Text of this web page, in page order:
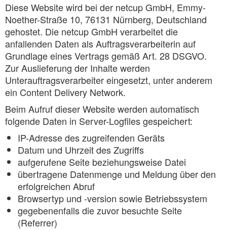
Diese Website wird bei der netcup GmbH, Emmy-
Noether-Straße 10, 76131 Nürnberg, Deutschland
gehostet. Die netcup GmbH verarbeitet die
anfallenden Daten als Auftragsverarbeiterin auf
Grundlage eines Vertrags gemäß Art. 28 DSGVO.
Zur Auslieferung der Inhalte werden
Unterauftragsverarbeiter eingesetzt, unter anderem
ein Content Delivery Network.
Beim Aufruf dieser Website werden automatisch
folgende Daten in Server-Logfiles gespeichert:
IP-Adresse des zugreifenden Geräts
Datum und Uhrzeit des Zugriffs
aufgerufene Seite beziehungsweise Datei
übertragene Datenmenge und Meldung über den
erfolgreichen Abruf
Browsertyp und -version sowie Betriebssystem
gegebenenfalls die zuvor besuchte Seite
(Referrer)